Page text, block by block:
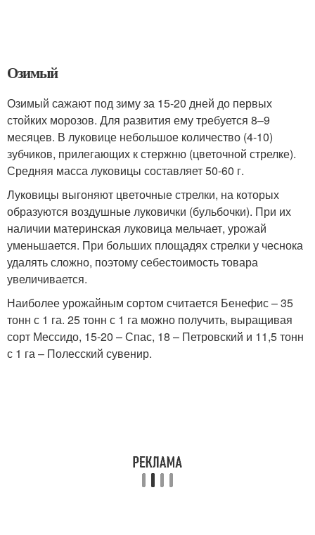
Озимый
Озимый сажают под зиму за 15-20 дней до первых
стойких морозов. Для развития ему требуется 8–9
месяцев. В луковице небольшое количество (4-10)
зубчиков, прилегающих к стержню (цветочной стрелке).
Средняя масса луковицы составляет 50-60 г.
Луковицы выгоняют цветочные стрелки, на которых
образуются воздушные луковички (бульбочки). При их
наличии материнская луковица мельчает, урожай
уменьшается. При больших площадях стрелки у чеснока
удалять сложно, поэтому себестоимость товара
увеличивается.
Наиболее урожайным сортом считается Бенефис – 35
тонн с 1 га. 25 тонн с 1 га можно получить, выращивая
сорт Мессидо, 15-20 – Спас, 18 – Петровский и 11,5 тонн
с 1 га – Полесский сувенир.